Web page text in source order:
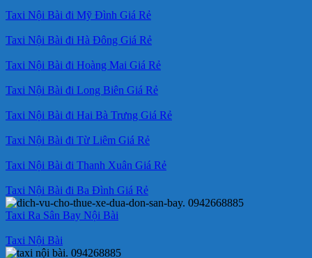
Taxi Nội Bài đi Mỹ Đình Giá Rẻ
Taxi Nội Bài đi Hà Đông Giá Rẻ
Taxi Nội Bài đi Hoàng Mai Giá Rẻ
Taxi Nội Bài đi Long Biên Giá Rẻ
Taxi Nội Bài đi Hai Bà Trưng Giá Rẻ
Taxi Nội Bài đi Từ Liêm Giá Rẻ
Taxi Nội Bài đi Thanh Xuân Giá Rẻ
Taxi Nội Bài đi Ba Đình Giá Rẻ
Taxi Ra Sân Bay Nội Bài
Taxi Nội Bài